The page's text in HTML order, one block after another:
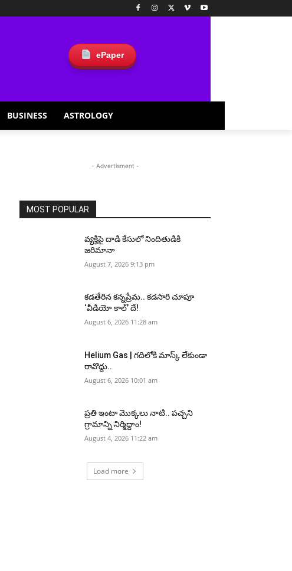
ePaper
BUSINESS ASTROLOGY
- Advertisment -
MOST POPULAR
వ్యక్తిపై దాడి కేసులో నిందితుడికి
జరిమానా
August 7, 2026 9:13 pm
కడతేరిన కన్నప్రేమ.. కడసారి చూపూ
‘వీడియో కాల్’ దే!
August 6, 2026 11:28 am
Helium Gas | గదిలోకి మాస్క్ లేకుండా
రావొద్దు..
August 6, 2026 10:01 am
ప్రతి ఇంటా మొక్కలు నాటి.. పచ్చని
గ్రామాన్ని నిర్మిద్దాం!
August 4, 2026 11:22 am
Load more